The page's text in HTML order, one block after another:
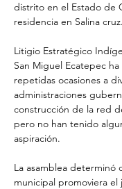
distrito en el Estado de
residencia en Salina cruz.
Litigio Estratégico
San Miguel Ecatepec
repetidas ocasiones a
administraciones
construcción de la red
pero no han tenido
aspiración.
La asamblea determinó
municipal promoviera el